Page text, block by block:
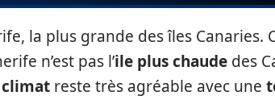
la plus grande des îles Canaries.
n’est pas l’ile plus chaude des
climat reste très agréable avec une